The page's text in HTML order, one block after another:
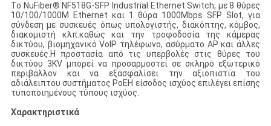
Το NuFiber® NF518G-SFP Industrial Ethernet Switch, με 8 θύρες
10/100/1000M Ethernet και 1 θύρα 1000Mbps SFP Slot, για
σύνδεση με συσκευές όπως υπολογιστής, διακόπτης, κόμβος,
διακομιστή κλπ.καθώς και την τροφοδοσία της κάμερας
δικτύου, βιομηχανικό VoIP τηλέφωνο, ασύρματο AP και άλλες
συσκευές.Η προστασία από τις υπερβολές στις θύρες του
δικτύου 3KV μπορεί να προσαρμοστεί σε σκληρό εξωτερικό
περιβάλλον και να εξασφαλίσει την αξιοπιστία του
αδιάλειπτου συστήματος PoEΗ είσοδος ισχύος επιλέγει επίσης
τυποποιημένους τύπους ισχύος.
Χαρακτηριστικά